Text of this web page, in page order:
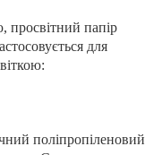
просвітний папір
для
поліпропіленовий